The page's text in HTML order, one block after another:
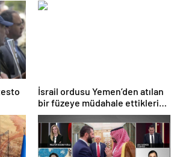
İsrail ordusu Yemen’den atılan
bir füzeye müdahale ettiklerini
duyurdu